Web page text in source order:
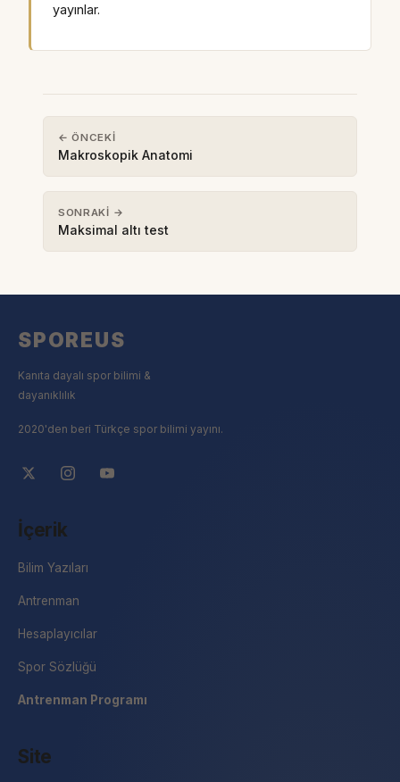
yayınlar.
← ÖNCEKI
Makroskopik Anatomi
SONRAKI →
Maksimal altı test
SPOREUS
Kanıta dayalı spor bilimi &
dayanıklılık
2020'den beri Türkçe spor bilimi yayını.
İçerik
Bilim Yazıları
Antrenman
Hesaplayıcılar
Spor Sözlüğü
Antrenman Programı
Site